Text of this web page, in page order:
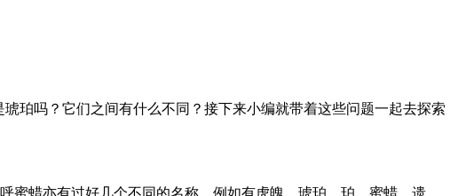
珀吗？它们之间有什么不同？接下来小编就带着这些问题一起去探索
蜜蜡亦有过好几个不同的名称，例如有虎魄、琥珀、珀、蜜蜡、遗